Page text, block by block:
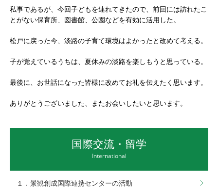
私事であるが、今回子どもを連れてきたので、前回には訪れたこ
とがない保育所、図書館、公園などを有効に活用した。
松戸に戻った今、淡路の子育て環境はよかったと改めて考える。
子が覚えているうちは、夏休みの淡路を楽しもうと思っている。
最後に、お世話になった皆様に改めてお礼を伝えたく思います。
ありがとうございました、またお会いしたいと思います。
国際交流・留学
International
１．景観創成国際連携センターの活動